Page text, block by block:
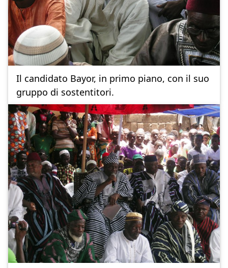
Il candidato Bayor, in primo piano, con il suo
gruppo di sostentitori.